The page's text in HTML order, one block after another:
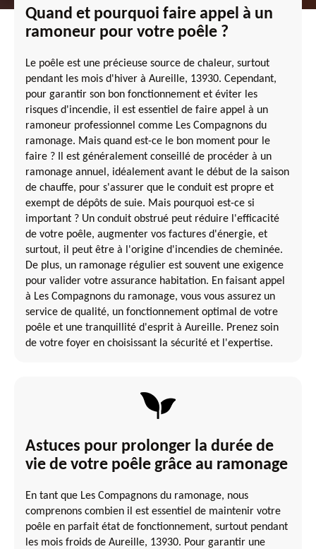
Quand et pourquoi faire appel à un
ramoneur pour votre poêle ?
Le poêle est une précieuse source de chaleur, surtout
pendant les mois d'hiver à Aureille, 13930. Cependant,
pour garantir son bon fonctionnement et éviter les
risques d'incendie, il est essentiel de faire appel à un
ramoneur professionnel comme Les Compagnons du
ramonage. Mais quand est-ce le bon moment pour le
faire ? Il est généralement conseillé de procéder à un
ramonage annuel, idéalement avant le début de la saison
de chauffe, pour s'assurer que le conduit est propre et
exempt de dépôts de suie. Mais pourquoi est-ce si
important ? Un conduit obstrué peut réduire l'efficacité
de votre poêle, augmenter vos factures d'énergie, et
surtout, il peut être à l'origine d'incendies de cheminée.
De plus, un ramonage régulier est souvent une exigence
pour valider votre assurance habitation. En faisant appel
à Les Compagnons du ramonage, vous vous assurez un
service de qualité, un fonctionnement optimal de votre
poêle et une tranquillité d'esprit à Aureille. Prenez soin
de votre foyer en choisissant la sécurité et l'expertise.
Astuces pour prolonger la durée de
vie de votre poêle grâce au ramonage
En tant que Les Compagnons du ramonage, nous
comprenons combien il est essentiel de maintenir votre
poêle en parfait état de fonctionnement, surtout pendant
les mois froids de Aureille, 13930. Pour garantir une